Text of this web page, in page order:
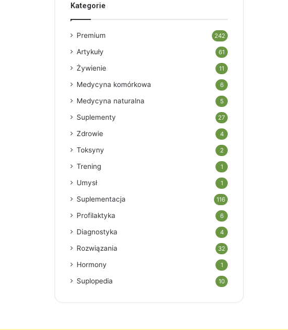
Kategorie
Premium 242
Artykuły 61
Żywienie 11
Medycyna komórkowa 6
Medycyna naturalna 5
Suplementy 27
Zdrowie 4
Toksyny 2
Trening 1
Umysł 1
Suplementacja 116
Profilaktyka 6
Diagnostyka 4
Rozwiązania 32
Hormony 1
Suplopedia 10